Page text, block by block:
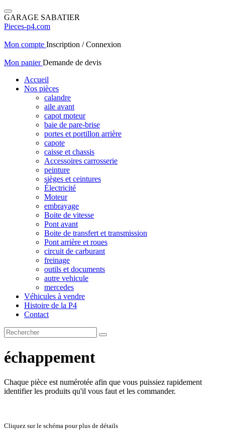
GARAGE SABATIER
Pieces-p4.com
Mon compte Inscription / Connexion
Mon panierDemande de devis
Accueil
Nos pièces
calandre
aile avant
capot moteur
baie de pare-brise
portes et portillon arrière
capote
caisse et chassis
Accessoires carrosserie
peinture
sièges et ceintures
Électricité
Moteur
embrayage
Boite de vitesse
Pont avant
Boite de transfert et transmission
Pont arrière et roues
circuit de carburant
freinage
outils et documents
autre vehicule
mercedes
Véhicules à vendre
Histoire de la P4
Contact
échappement
Chaque pièce est numérotée afin que vous puissiez rapidement
identifier les produits qu'il vous faut et les commander.
Cliquez sur le schéma pour plus de détails